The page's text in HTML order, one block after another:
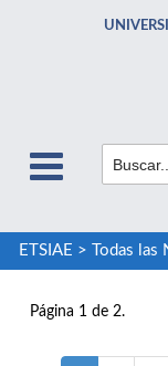
ETSIAE > Todas las
Página 1 de 2.